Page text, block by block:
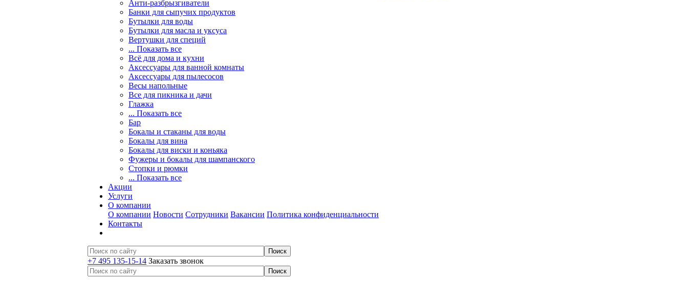
Анти-разбрызгиватели
Банки для сыпучих продуктов
Бутылки для воды
Бутылки для масла и уксуса
Вертушки для специй
... Показать все
Всё для дома и кухни
Аксессуары для ванной комнаты
Аксессуары для пылесосов
Весы напольные
Все для пикника и дачи
Глажка
... Показать все
Бар
Бокалы и стаканы для воды
Бокалы для вина
Бокалы для виски и коньяка
Фужеры и бокалы для шампанского
Стопки и рюмки
... Показать все
Акции
Услуги
О компании
О компании Новости Сотрудники Вакансии Политика конфиденциальности
Контакты
+7 495 135-15-14 Заказать звонок